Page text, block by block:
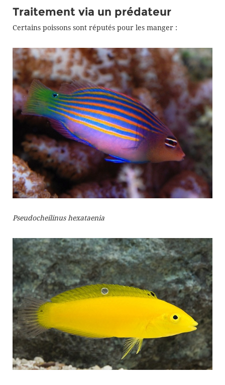
Traitement via un prédateur
Certains poissons sont réputés pour les manger :
Pseudocheilinus hexataenia